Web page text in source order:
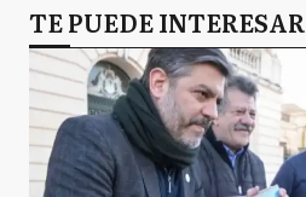
TE PUEDE INTERESAR